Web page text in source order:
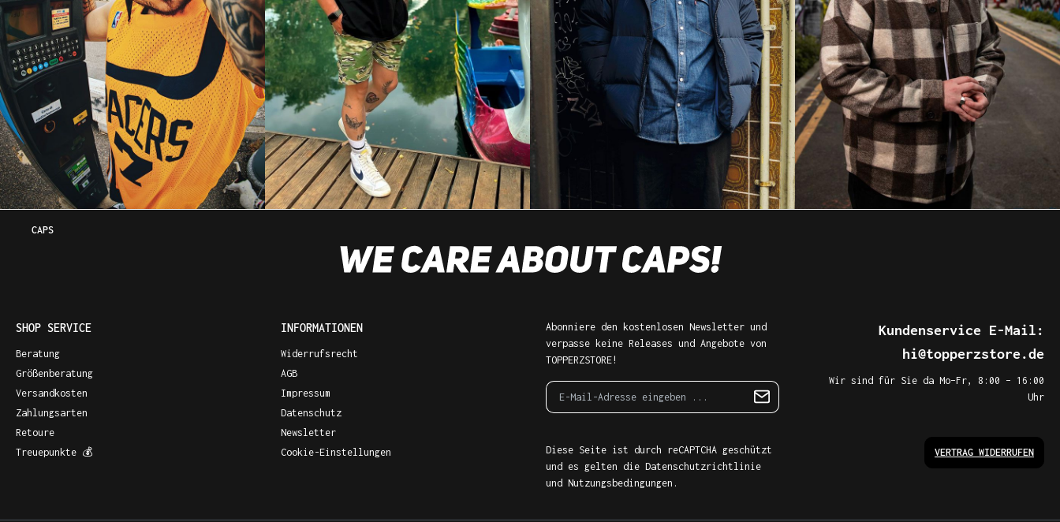
CAPS
SHOP SERVICE
Beratung
Größenberatung
Versandkosten
Zahlungsarten
Retoure
Treuepunkte 💰
INFORMATIONEN
Widerrufsrecht
AGB
Impressum
Datenschutz
Newsletter
Cookie-Einstellungen
Abonniere den kostenlosen Newsletter und
verpasse keine Releases und Angebote von
TOPPERZSTORE!
Diese Seite ist durch reCAPTCHA geschützt
und es gelten die Datenschutzrichtlinie
und Nutzungsbedingungen .
Kundenservice E-Mail:
hi@topperzstore.de
Wir sind für Sie da Mo–Fr, 8:00 – 16:00
Uhr
VERTRAG WIDERRUFEN